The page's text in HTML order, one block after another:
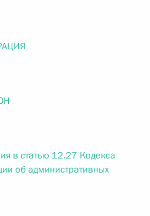
в статью 12.27 Кодекса
об административных